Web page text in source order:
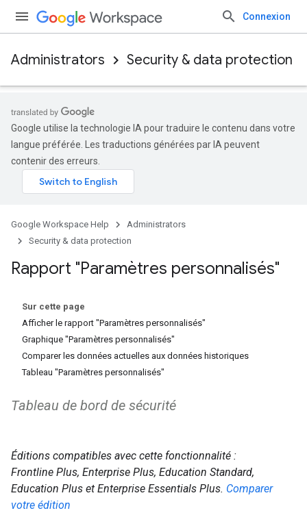
Connexion
Administrators Security & data protection
Google utilise la technologie IA pour traduire le contenu dans votre
langue préférée. Les traductions générées par IA peuvent
contenir des erreurs.
Google Workspace Help
Administrators
Security & data protection
Rapport "Paramètres personnalisés"
Sur cette page
Afficher le rapport "Paramètres personnalisés"
Graphique "Paramètres personnalisés"
Comparer les données actuelles aux données historiques
Tableau "Paramètres personnalisés"
Tableau de bord de sécurité
Éditions compatibles avec cette fonctionnalité :
Frontline Plus, Enterprise Plus, Education Standard,
Education Plus et Enterprise Essentials Plus. Comparer
votre édition